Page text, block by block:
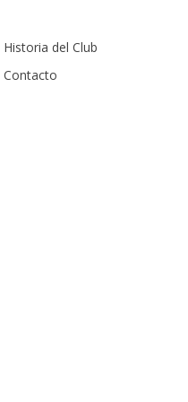
Historia del Club
Contacto